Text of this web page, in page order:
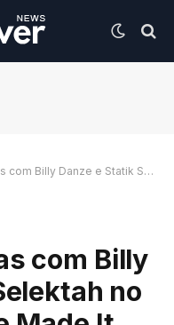
Selektah no Novo Single “We Made It Off Of Dope”
com Billy
no